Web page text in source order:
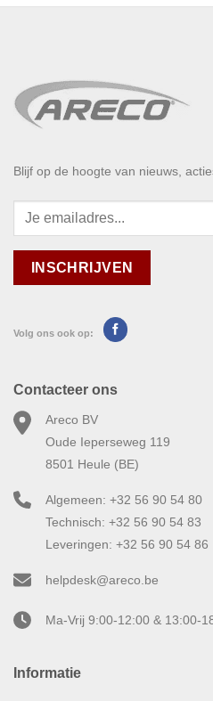
Blijf op de hoogte van nieuws,
Volg ons ook op:
Informatie
Contacteer ons
Areco BV
Oude Ieperseweg 119
8501 Heule (BE)
Algemeen: +32 56 90 54 80
Technisch: +32 56 90 54 83
Leveringen: +32 56 90 54 86
helpdesk@areco.be
Ma-Vrij 9:00-12:00 & 13:00-